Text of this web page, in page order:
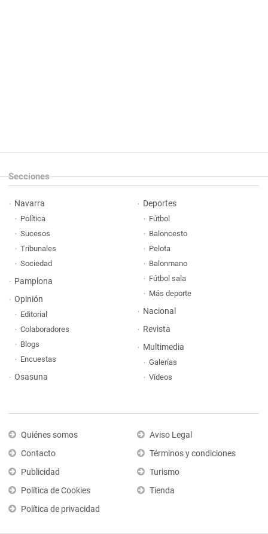
Secciones
Navarra
Política
Sucesos
Tribunales
Sociedad
Pamplona
Opinión
Editorial
Colaboradores
Blogs
Encuestas
Osasuna
Deportes
Fútbol
Baloncesto
Pelota
Balonmano
Fútbol sala
Más deporte
Nacional
Revista
Multimedia
Galerías
Vídeos
Quiénes somos
Contacto
Publicidad
Política de Cookies
Política de privacidad
Aviso Legal
Términos y condiciones
Turismo
Tienda